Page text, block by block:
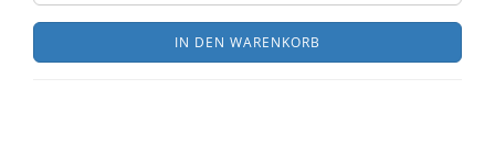
IN DEN WARENKORB